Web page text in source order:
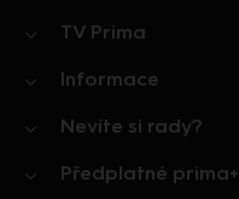
TV Prima
Informace
Nevíte si rady?
Předplatné prima+